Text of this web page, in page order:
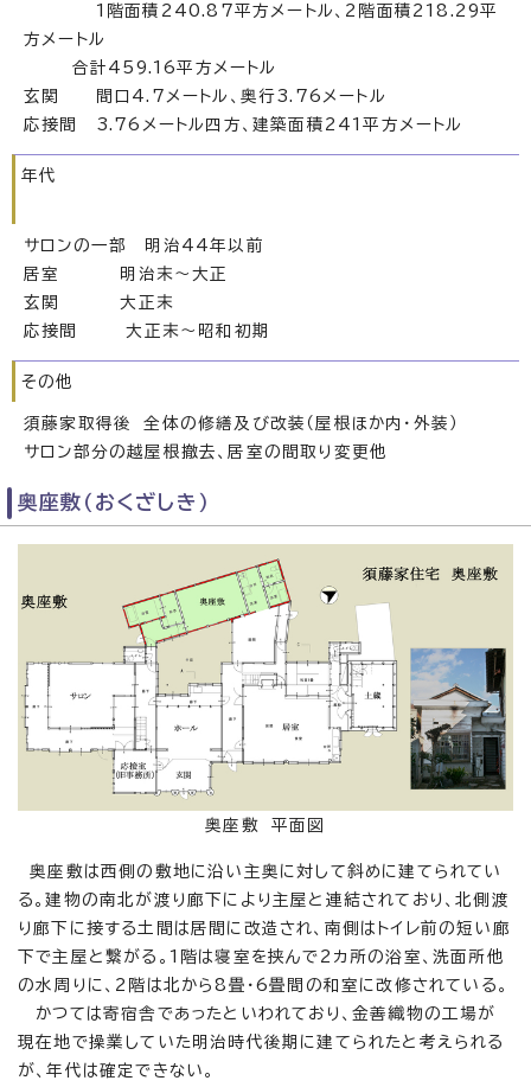
1階面積240.87平方メートル、2階面積218.29平
方メートル
合計459.16平方メートル
玄関 間口4.7メートル、奥行3.76メートル
応接間 3.76メートル四方、建築面積241平方メートル
年代
サロンの一部 明治44年以前
居室 明治末～大正
玄関 大正末
応接間 大正末～昭和初期
その他
須藤家取得後 全体の修繕及び改装（屋根ほか内・外装）
サロン部分の越屋根撤去、居室の間取り変更他
奥座敷（おくざしき）
奥座敷 平面図
奥座敷は西側の敷地に沿い主奥に対して斜めに建てられてい
る。建物の南北が渡り廊下により主屋と連結されており、北側渡
り廊下に接する土間は居間に改造され、南側はトイレ前の短い廊
下で主屋と繋がる。1階は寝室を挟んで2カ所の浴室、洗面所他
の水周りに、2階は北から8畳・6畳間の和室に改修されている。
かつては寄宿舎であったといわれており、金善織物の工場が
現在地で操業していた明治時代後期に建てられたと考えられる
が、年代は確定できない。